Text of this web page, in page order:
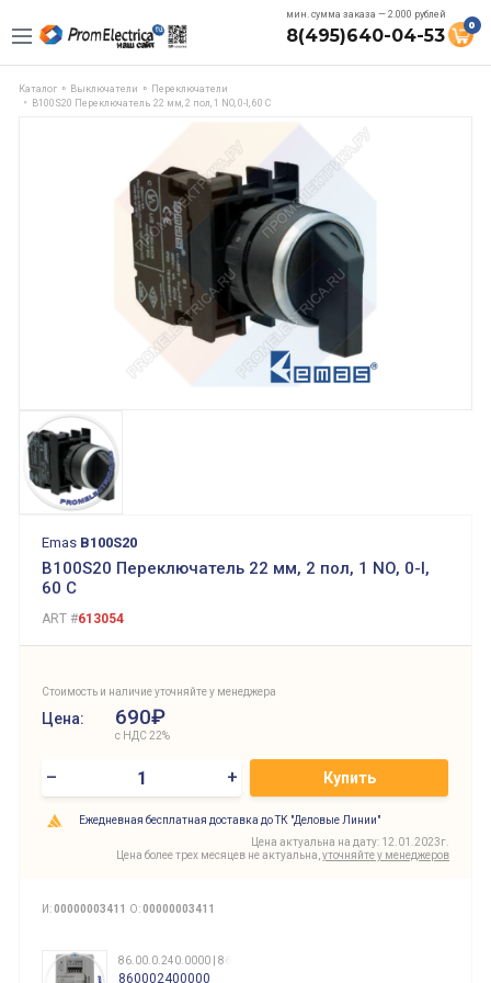
мин. сумма заказа — 2.000 рублей
8(495)640-04-53 0
Каталог Выключатели
Переключатели
B100S20 Переключатель 22 мм, 2 пол, 1 NO, 0-l, 60 C
Emas B100S20
B100S20 Переключатель 22 мм, 2 пол, 1 NO, 0-l,
60 C
ART #613054
Стоимость и наличие уточняйте у менеджера
Цена: 690₽
с НДС 22%
– + Купить
Ежедневная бесплатная доставка до ТК "Деловые Линии"
Цена актуальна на дату: 12.01.2023г.
Цена более трех месяцев не актуальна, уточняйте у менеджеров
И:00000003411 О:00000003411
86.00.0.240.0000 | 860002400000
860002400000